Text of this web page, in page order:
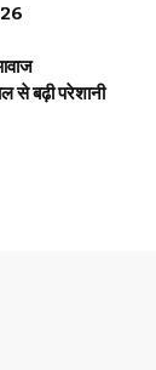
से बढ़ी परेशानी